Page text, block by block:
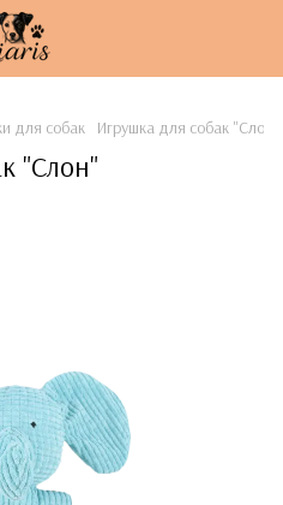
для собак Игрушка для собак "Слон"
"Слон"